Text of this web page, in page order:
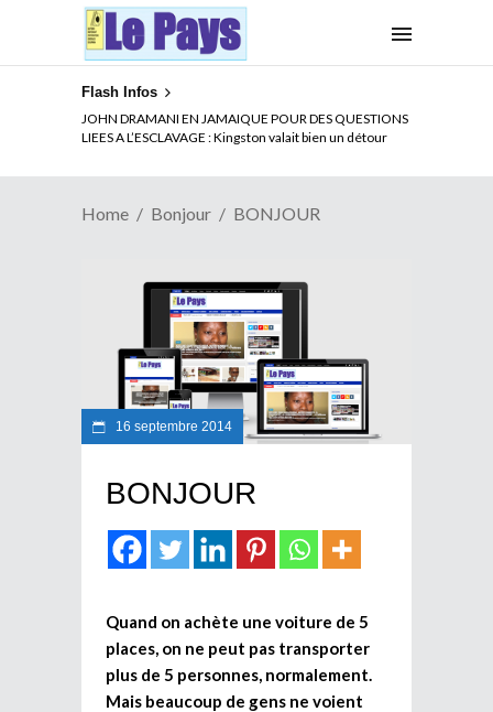
Flash Infos
JOHN DRAMANI EN JAMAIQUE POUR DES QUESTIONS
LIEES A L’ESCLAVAGE : Kingston valait bien un détour
Home Bonjour BONJOUR
16 septembre 2014
BONJOUR
Quand on achète une voiture de 5
places, on ne peut pas transporter
plus de 5 personnes, normalement.
Mais beaucoup de gens ne voient